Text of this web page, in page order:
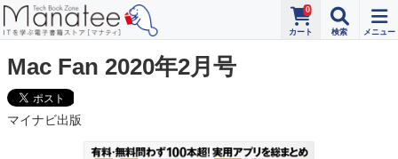
0
Mac Fan 2020年2月号
マイナビ出版